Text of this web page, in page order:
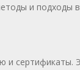
и подходы в
сертификаты.